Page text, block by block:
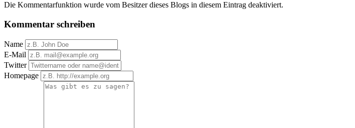
Die Kommentarfunktion wurde vom Besitzer dieses Blogs in diesem Eintrag deaktiviert.
Kommentar schreiben
Name
E-Mail
Twitter
Homepage